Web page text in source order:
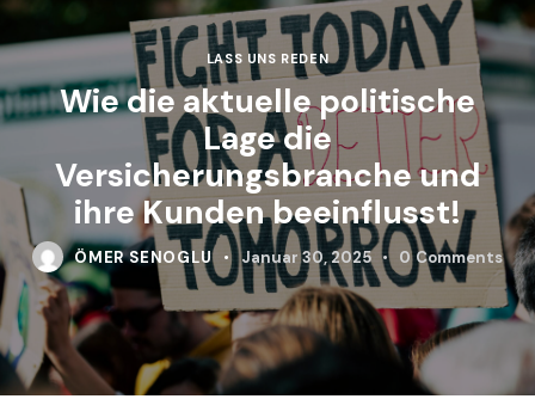
LASS UNS REDEN
Wie die aktuelle politische
Lage die
Versicherungsbranche und
ihre Kunden beeinflusst!
ÖMER SENOGLU Januar 30, 2025 0 Comments